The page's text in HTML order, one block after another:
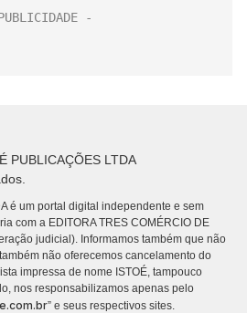
PUBLICAÇÕES LTDA
é um portal digital independente e sem
com a EDITORA TRES COMÉRCIO DE
judicial). Informamos também que não
não oferecemos cancelamento do
impressa de nome ISTOÉ, tampouco
nos responsabilizamos apenas pelo
” e seus respectivos sites.